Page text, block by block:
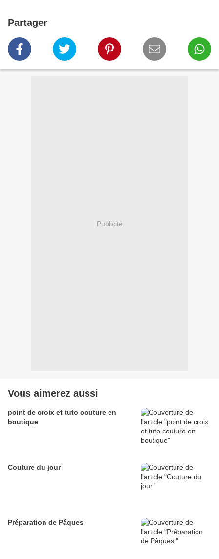
Partager
Publicité
Vous aimerez aussi
point de croix et tuto couture en
boutique
Couture du jour
Préparation de Pâques